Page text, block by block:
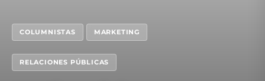
COLUMNISTAS MARKETING
RELACIONES PÚBLICAS